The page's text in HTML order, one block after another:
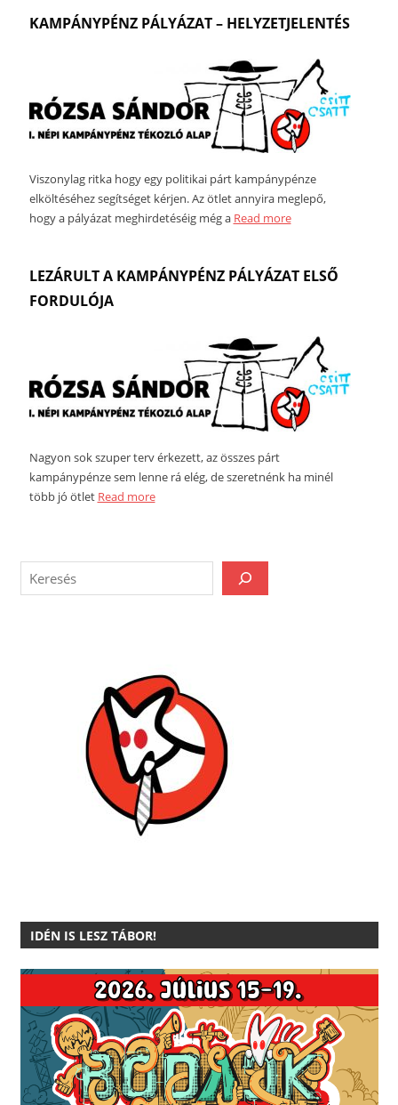
KAMPÁNYPÉNZ PÁLYÁZAT – HELYZETJELENTÉS
Viszonylag ritka hogy egy politikai párt kampánypénze
elköltéséhez segítséget kérjen. Az ötlet annyira meglepő,
hogy a pályázat meghirdetéséig még a Read more
LEZÁRULT A KAMPÁNYPÉNZ PÁLYÁZAT ELSŐ
FORDULÓJA
Nagyon sok szuper terv érkezett, az összes párt
kampánypénze sem lenne rá elég, de szeretnénk ha minél
több jó ötlet Read more
IDÉN IS LESZ TÁBOR!